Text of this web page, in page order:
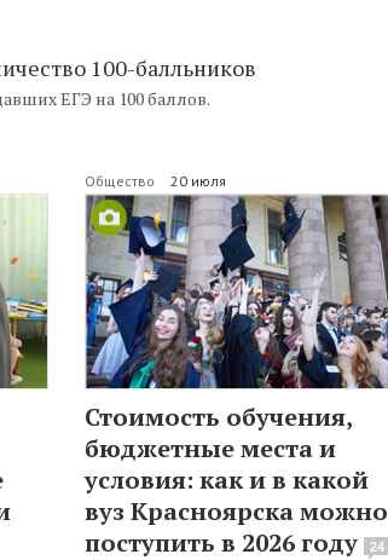
100-балльников
ЕГЭ на 100 баллов.
Общество 20 июля
Стоимость обучения,
бюджетные места и
условия: как и в какой
вуз Красноярска можно
поступить в 2026 году
24